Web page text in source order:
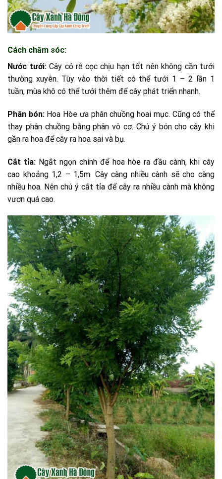
Cách chăm sóc:
Nước tưới:Cây có rễ cọc chịu hạn tốt nên không cần tưới
thường xuyên. Tùy vào thời tiết có thể tưới 1 – 2 lần 1
tuần, mùa khô có thể tưới thêm để cây phát triển nhanh.
Phân bón:Hoa Hòe ưa phân chuồng hoai mục. Cũng có thể
thay phân chuồng bằng phân vô cơ. Chú ý bón cho cây khi
gần ra hoa để cây ra hoa sai và bụ.
Cắt tỉa: Ngắt ngọn chính để hoa hòe ra đầu cành, khi cây
cao khoảng 1,2 – 1,5m. Cây càng nhiều cành sẽ cho càng
nhiều hoa. Nên chú ý cắt tỉa để cây ra nhiều cành mà không
vươn quá cao.